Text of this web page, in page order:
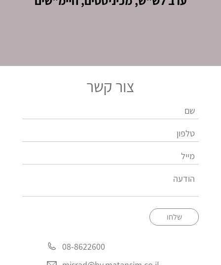
צור קשר
שלחו
08-8622600